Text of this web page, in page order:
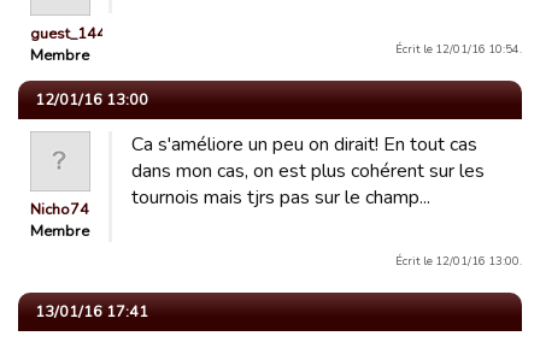
guest_1442228466278
Membre
Écrit le 12/01/16 10:54.
12/01/16 13:00
Nicho74
Membre
Ca s'améliore un peu on dirait! En tout cas
dans mon cas, on est plus cohérent sur les
tournois mais tjrs pas sur le champ...
Écrit le 12/01/16 13:00.
13/01/16 17:41